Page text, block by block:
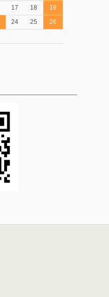
17 18
19
24 25
26